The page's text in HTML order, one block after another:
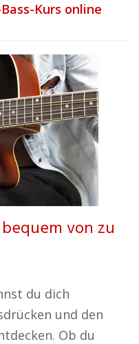
Kurs online
von zu
du dich
und den
Ob du